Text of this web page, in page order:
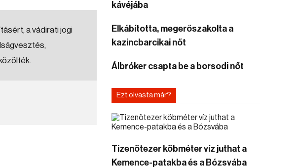
a vádirati jogi
kávéjába
Elkábította, megerőszakolta a
kazincbarcikai nőt
Álbróker csapta be a borsodi nőt
Ezt olvasta már?
Tizenötezer köbméter víz juthat a
Kemence-patakba és a Bózsvába